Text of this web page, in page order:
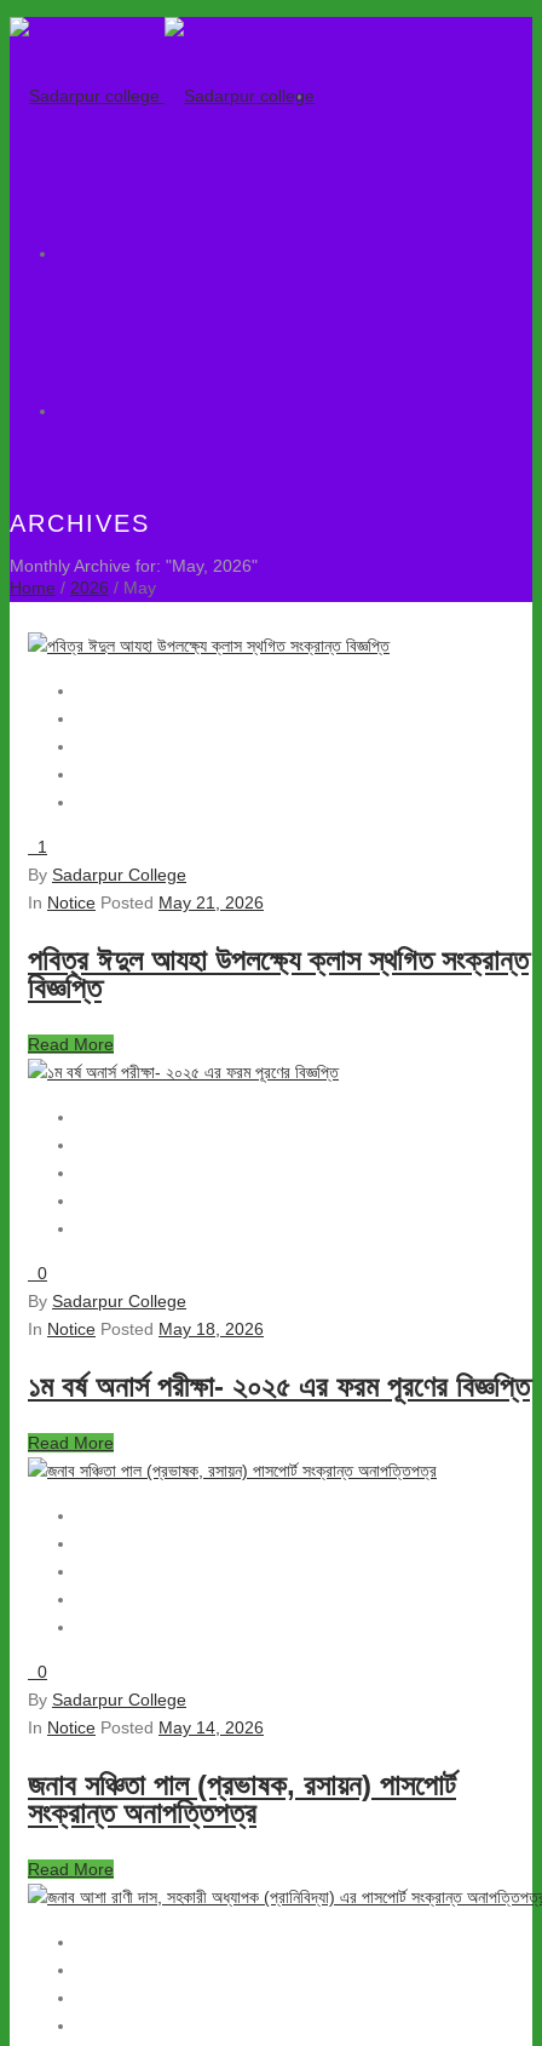
ARCHIVES
Monthly Archive for: "May, 2026"
Home / 2026 / May
1
By Sadarpur College
In Notice Posted May 21, 2026
পবিত্র ঈদুল আযহা উপলক্ষ্যে ক্লাস স্থগিত সংক্রান্ত
বিজ্ঞপ্তি
Read More
0
By Sadarpur College
In Notice Posted May 18, 2026
১ম বর্ষ অনার্স পরীক্ষা- ২০২৫ এর ফরম পূরণের বিজ্ঞপ্তি
Read More
0
By Sadarpur College
In Notice Posted May 14, 2026
জনাব সঞ্চিতা পাল (প্রভাষক, রসায়ন) পাসপোর্ট
সংক্রান্ত অনাপত্তিপত্র
Read More